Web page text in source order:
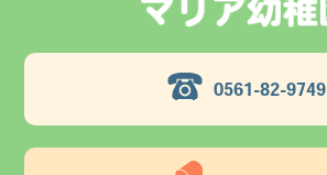
0561-82-9749